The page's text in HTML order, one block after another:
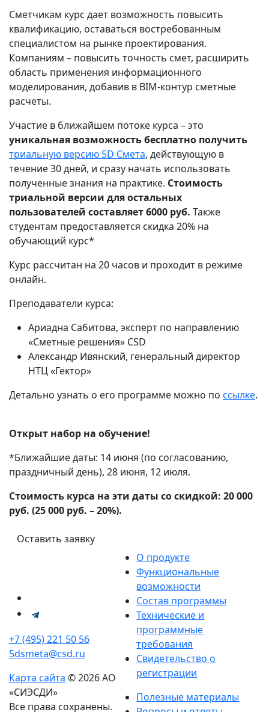
Сметчикам курс дает возможность повысить
квалификацию, оставаться востребованным
специалистом на рынке проектирования.
Компаниям – повысить точность смет, расширить
область применения информационного
моделирования, добавив в BIM‑контур сметные
расчеты.
Участие в ближайшем потоке курса – это
уникальная возможность бесплатно получить
триальную версию 5D Смета, действующую в
течение 30 дней, и сразу начать использовать
полученные знания на практике. Стоимость
триальной версии для остальных
пользователей составляет 6000 руб. Также
студентам предоставляется скидка 20% на
обучающий курс*
Курс рассчитан на 20 часов и проходит в режиме
онлайн.
Преподаватели курса:
Ариадна Сабитова, эксперт по направлению
«Сметные решения» CSD
Александр Ивянский, генеральный директор
НТЦ «Гектор»
Детально узнать о его программе можно по ссылке.
Открыт набор на обучение!
*Ближайшие даты: 14 июня (по согласованию,
праздничный день), 28 июня, 12 июля.
Стоимость курса на эти даты со скидкой: 20 000
руб. (25 000 руб. – 20%).
Оставить заявку
+7 (495) 221 50 56
5dsmeta@csd.ru
Карта сайта © 2026 АО
«СИЭСДИ»
Все права сохранены.
О продукте
Функциональные
возможности
Состав программы
Технические и
программные
требования
Свидетельство о
регистрации
Полезные материалы